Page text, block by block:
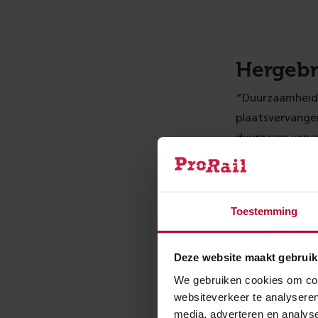
Toestemming
Deze website maakt
We gebruiken cookies om
websiteverkeer te
media, adverteren en
duurzaam
We gaan voor
bedekt met
zomer.